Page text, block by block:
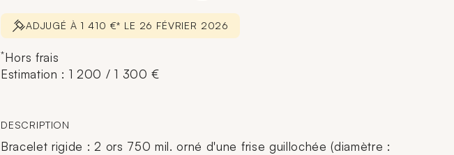
ADJUGÉ À 1 410 €* LE 26 FÉVRIER 2026
*Hors frais
Estimation : 1 200 / 1 300 €
DESCRIPTION
Bracelet rigide : 2 ors 750 mil. orné d'une frise guillochée (diamètre :